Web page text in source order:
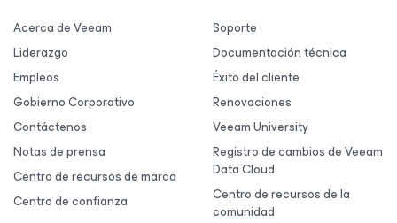
Acerca de Veeam
Liderazgo
Empleos
Gobierno Corporativo
Contáctenos
Notas de prensa
Centro de recursos de marca
Centro de confianza
Soporte
Documentación técnica
Éxito del cliente
Renovaciones
Veeam University
Registro de cambios de Veeam
Data Cloud
Centro de recursos de la
comunidad